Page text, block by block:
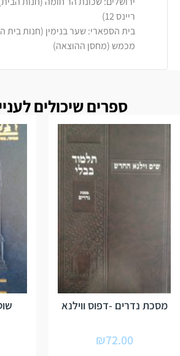
ריינס 12)
בית הספארי: שער בנימין (חנות
מכמש (מחסן ההוצאה)
ספרים שיכולים
מסכת נדרים -דפוס ווילנא
₪72.00